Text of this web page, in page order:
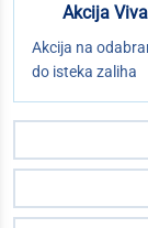
Akcija
Akcija na
do isteka zaliha